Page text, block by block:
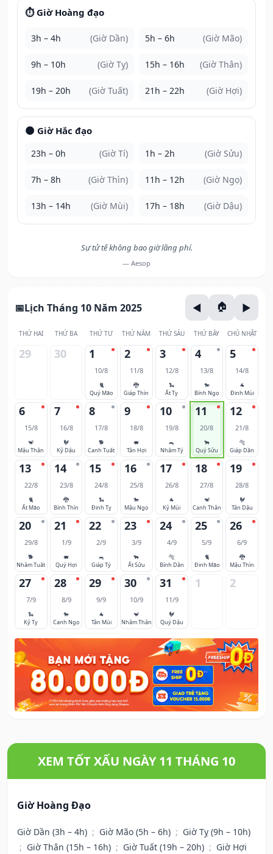
⏱️ Giờ Hoàng đạo
3h – 4h (Giờ Dần) 5h – 6h (Giờ Mão)
9h – 10h (Giờ Tỵ) 15h – 16h (Giờ Thân)
19h – 20h (Giờ Tuất) 21h – 22h (Giờ Hợi)
🌑 Giờ Hắc đạo
23h – 0h (Giờ Tí) 1h – 2h (Giờ Sửu)
7h – 8h (Giờ Thìn) 11h – 12h (Giờ Ngọ)
13h – 14h (Giờ Mùi) 17h – 18h (Giờ Dậu)
Sự tử tế không bao giờ lãng phí.
— Aesop
Lịch Tháng 10 Năm 2025
THỨ HAI THỨ BA THỨ TƯ THỨ NĂM THỨ SÁU THỨ BẢY CHỦ NHẬT
29 30 1
10/8
🐈
Quý Mão
2
11/8
🐉
Giáp Thìn
3
12/8
🐍
Ất Tỵ
4
13/8
🐎
Bính Ngọ
5
14/8
🐐
Đinh Mùi
6
15/8
🐒
Mậu Thân
7
16/8
🐓
Kỷ Dậu
8
17/8
🐕
Canh Tuất
9
18/8
🐖
Tân Hợi
10
19/8
🐀
Nhâm Tý
11
20/8
🐂
Quý Sửu
12
21/8
🐅
Giáp Dần
13
22/8
🐈
Ất Mão
14
23/8
🐉
Bính Thìn
15
24/8
🐍
Đinh Tỵ
16
25/8
🐎
Mậu Ngọ
17
26/8
🐐
Kỷ Mùi
18
27/8
🐒
Canh Thân
19
28/8
🐓
Tân Dậu
20
29/8
🐕
Nhâm Tuất
21
1/9
🐖
Quý Hợi
22
2/9
🐀
Giáp Tý
23
3/9
🐂
Ất Sửu
24
4/9
🐅
Bính Dần
25
5/9
🐈
Đinh Mão
26
6/9
🐉
Mậu Thìn
27
7/9
🐍
Kỷ Tỵ
28
8/9
🐎
Canh Ngọ
29
9/9
🐐
Tân Mùi
30
10/9
🐒
Nhâm Thân
31
11/9
🐓
Quý Dậu
1 2
XEM TỐT XẤU NGÀY 11 THÁNG 10
Giờ Hoàng Đạo
Giờ Dần (3h – 4h) ; Giờ Mão (5h – 6h) ; Giờ Tỵ (9h – 10h)
; Giờ Thân (15h – 16h) ; Giờ Tuất (19h – 20h) ; Giờ Hợi